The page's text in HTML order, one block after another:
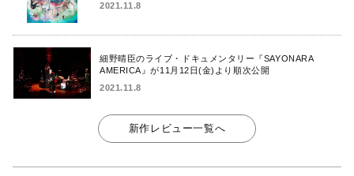
2021.11.8
細野晴臣のライブ・ドキュメンタリー『SAYONARA
AMERICA』が11月12日(金)より順次公開
2021.11.8
新作レビュー一覧へ